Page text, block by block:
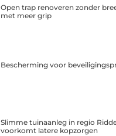
Open trap renoveren zonder
met meer grip
Bescherming voor
Slimme tuinaanleg in regio
voorkomt latere kopzorgen